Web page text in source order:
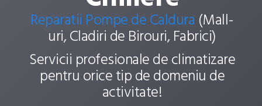
Reparatii Pompe de Caldura (Mall-
uri, Cladiri de Birouri, Fabrici)
Servicii profesionale de climatizare
pentru orice tip de domeniu de
activitate!